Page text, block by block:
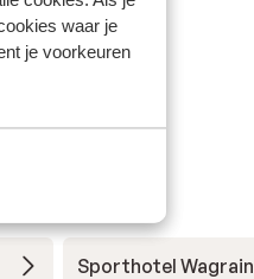
waar je
je voorkeuren
Sporthotel Wagrain